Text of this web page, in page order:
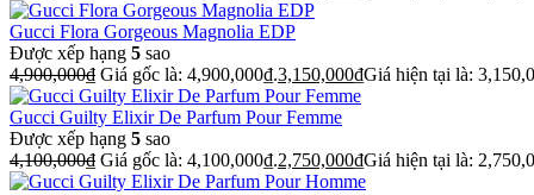
Gucci Flora Gorgeous Magnolia EDP
Được xếp hạng 5 sao
4,900,000₫ Giá gốc là: 4,900,000₫.3,150,000₫Giá hiện tại là:
Gucci Guilty Elixir De Parfum Pour Femme
Được xếp hạng 5 sao
4,100,000₫ Giá gốc là: 4,100,000₫.2,750,000₫Giá hiện tại là: